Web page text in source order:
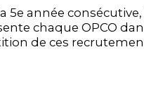
5e année
chaque OPCO
de ces